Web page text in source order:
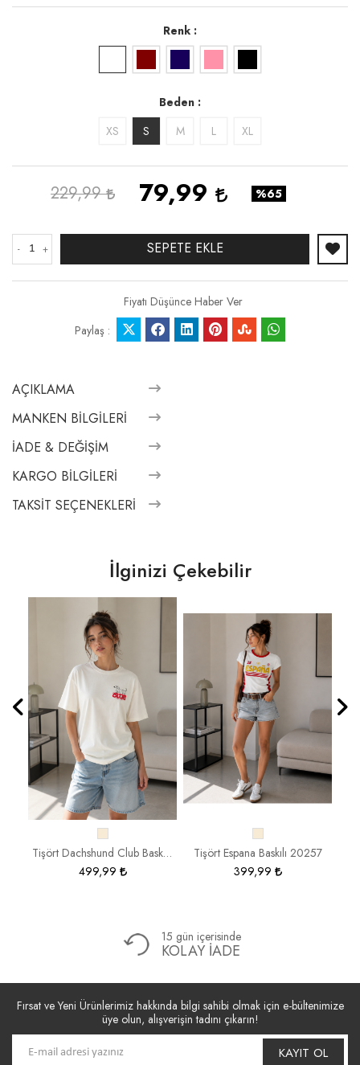
Renk
Beden
XS
S M L XL
229,99 79,99 %65
- + SEPETE EKLE
Fiyatı Düşünce Haber Ver
Paylaş :
AÇIKLAMA
MANKEN BILGILERI
İADE & DEĞIŞIM
KARGO BILGILERI
TAKSIT SEÇENEKLERI
İlginizi Çekebilir
Tişört Dachshund Club Baskılı 19886
499,99
Tişört Espana Baskılı 20257
399,99
15 gün içerisinde
KOLAY İADE
Fırsat ve Yeni Ürünlerimiz hakkında bilgi sahibi olmak için e-bültenimize
üye olun, alışverişin tadını çıkarın!
KAYIT OL